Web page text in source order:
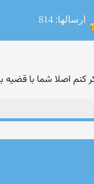
ارسالها: 814
کنم اصلا شما با